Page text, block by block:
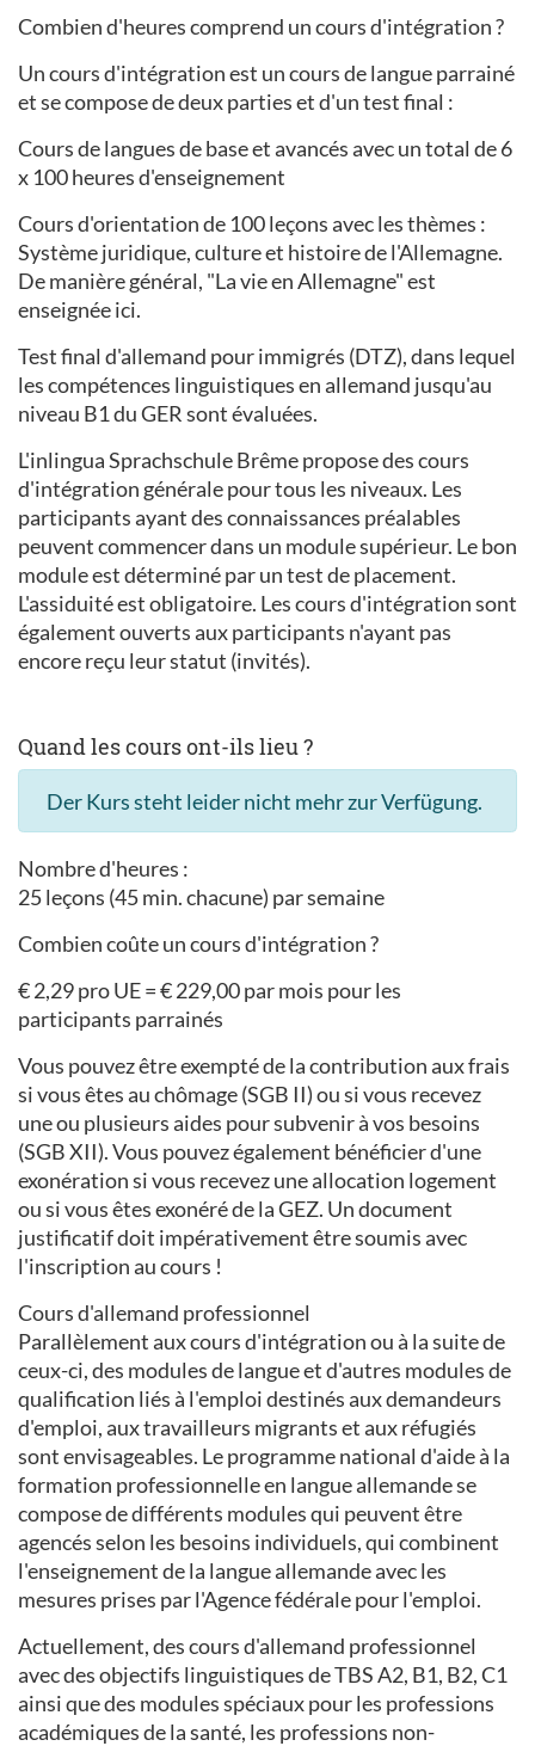
Combien d'heures comprend un cours d'intégration ?
Un cours d'intégration est un cours de langue parrainé
et se compose de deux parties et d'un test final :
Cours de langues de base et avancés avec un total de 6
x 100 heures d'enseignement
Cours d'orientation de 100 leçons avec les thèmes :
Système juridique, culture et histoire de l'Allemagne.
De manière général, "La vie en Allemagne" est
enseignée ici.
Test final d'allemand pour immigrés (DTZ), dans lequel
les compétences linguistiques en allemand jusqu'au
niveau B1 du GER sont évaluées.
L'inlingua Sprachschule Brême propose des cours
d'intégration générale pour tous les niveaux. Les
participants ayant des connaissances préalables
peuvent commencer dans un module supérieur. Le bon
module est déterminé par un test de placement.
L'assiduité est obligatoire. Les cours d'intégration sont
également ouverts aux participants n'ayant pas
encore reçu leur statut (invités).
Quand les cours ont-ils lieu ?
Der Kurs steht leider nicht mehr zur Verfügung.
Nombre d'heures :
25 leçons (45 min. chacune) par semaine
Combien coûte un cours d'intégration ?
€ 2,29 pro UE = € 229,00 par mois pour les
participants parrainés
Vous pouvez être exempté de la contribution aux frais
si vous êtes au chômage (SGB II) ou si vous recevez
une ou plusieurs aides pour subvenir à vos besoins
(SGB XII). Vous pouvez également bénéficier d'une
exonération si vous recevez une allocation logement
ou si vous êtes exonéré de la GEZ. Un document
justificatif doit impérativement être soumis avec
l'inscription au cours !
Cours d'allemand professionnel
Parallèlement aux cours d'intégration ou à la suite de
ceux-ci, des modules de langue et d'autres modules de
qualification liés à l'emploi destinés aux demandeurs
d'emploi, aux travailleurs migrants et aux réfugiés
sont envisageables. Le programme national d'aide à la
formation professionnelle en langue allemande se
compose de différents modules qui peuvent être
agencés selon les besoins individuels, qui combinent
l'enseignement de la langue allemande avec les
mesures prises par l'Agence fédérale pour l'emploi.
Actuellement, des cours d'allemand professionnel
avec des objectifs linguistiques de TBS A2, B1, B2, C1
ainsi que des modules spéciaux pour les professions
académiques de la santé, les professions non-